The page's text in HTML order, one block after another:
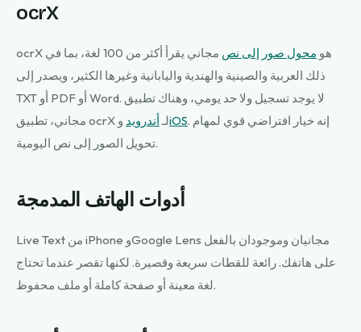
ocrX
ocrX هو محول صور إلى نص
مجاني يقرأ أكثر من 100 لغة، بما في
ذلك العربية والصينية والهندية واليابانية وغيرها الكثير، ويصدر إلى
TXT أو PDF أو Word. لا يوجد تسجيل ولا حد يومي، وهناك تطبيق
مجاني، تطبيق ocrX لـأندرويد و iOS. إنه خيار افتراضي قوي لمهام
تحويل الصور إلى نص اليومية.
أدوات الهاتف المدمجة
Live Text من iPhone وGoogle Lens مجانيان وموجودان بالفعل
على هاتفك. رائعة للقطات سريعة وقصيرة. لكنها تقصر عندما تحتاج
لغة معينة أو صفحة كاملة أو ملف محفوظ.